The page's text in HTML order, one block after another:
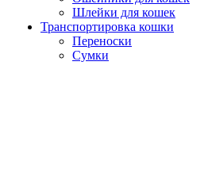
Шлейки для кошек
Транспортировка кошки
Переноски
Сумки